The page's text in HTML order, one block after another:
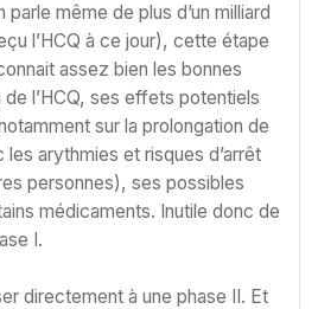
parle même de plus d’un milliard
l’HCQ à ce jour), cette étape
assez bien les bonnes
de l’HCQ, ses effets potentiels
sur la prolongation de
les arythmies et risques d’arrêt
personnes), ses possibles
médicaments. Inutile donc de
I.
directement à une phase II. Et